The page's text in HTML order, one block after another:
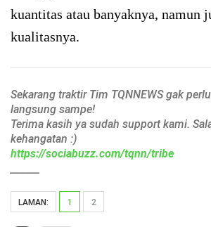
kuantitas atau banyaknya, namun
kualitasnya.
Sekarang traktir Tim TQNNEWS gak
langsung sampe!
Terima kasih ya sudah support kami.
kehangatan :)
https://sociabuzz.com/tqnn/tribe
LAMAN: 1 2